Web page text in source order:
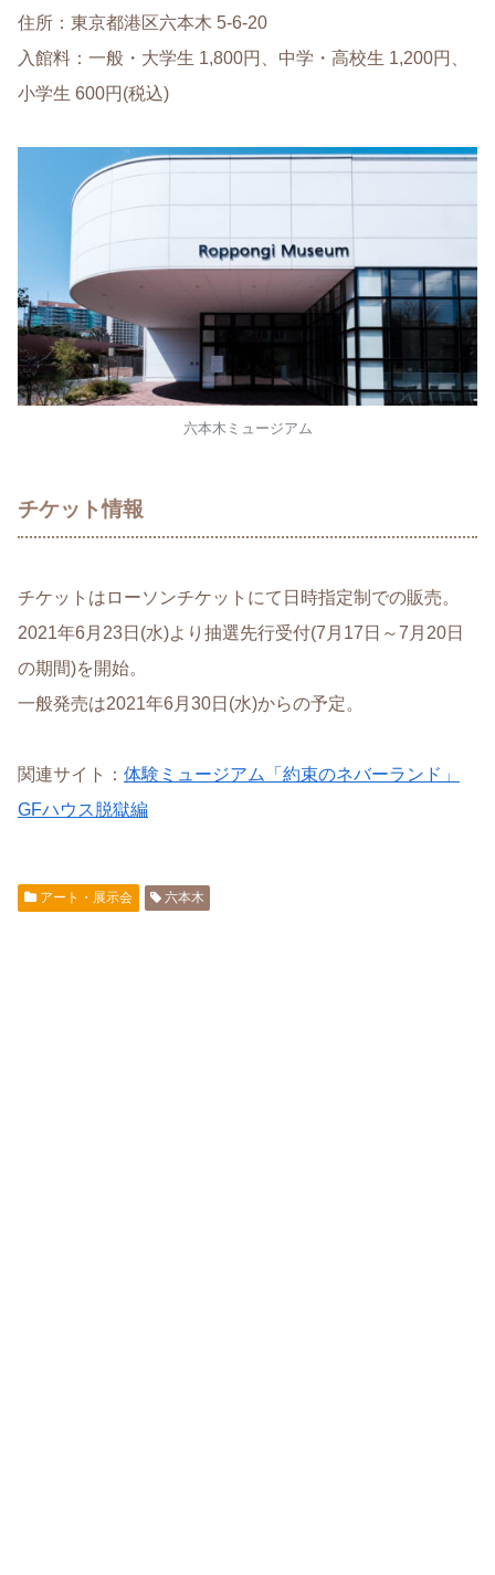
住所：東京都港区六本木 5-6-20
入館料：一般・大学生 1,800円、中学・高校生 1,200円、
小学生 600円(税込)
六本木ミュージアム
チケット情報
チケットはローソンチケットにて日時指定制での販売。
2021年6月23日(水)より抽選先行受付(7月17日～7月20日
の期間)を開始。
一般発売は2021年6月30日(水)からの予定。
関連サイト： 体験ミュージアム「約束のネバーランド」
GFハウス脱獄編
アート・展示会 六本木